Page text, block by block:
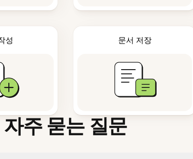
성 문서 저장
자주 묻는 질문